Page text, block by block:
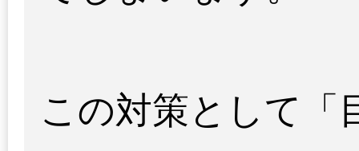
この対策として「